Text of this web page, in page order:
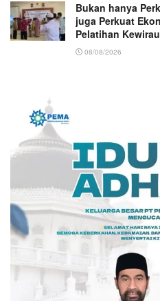
Bukan hanya
juga Perkuat
Pelatihan
08/08/2026